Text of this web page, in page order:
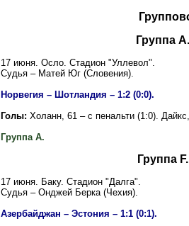
Группа
17 июня. Осло. Стадион "Уллевол".
Судья – Матей Юг (Словения).
Норвегия – Шотландия – 1:2 (0:0).
Голы: Холанн, 61 – с пенальти (1:0).
Группа A.
Группа
17 июня. Баку. Стадион "Далга".
Судья – Онджей Берка (Чехия).
Азербайджан – Эстония – 1:1 (0:1).